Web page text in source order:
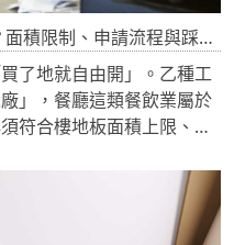
申請流程與踩雷風險一次講清楚
了地就自由開」。乙種工
」，餐廳這類餐飲業屬於
符合樓地板面積上限、經
檻很低；但如果想開一間
分區這一關沒過，就算拿
被要求停業。